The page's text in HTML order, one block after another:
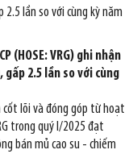
lần so với cùng kỳ năm
(HOSE: VRG) ghi nhận
gấp 2.5 lần so với cùng
cốt lõi và đóng góp từ hoạt
trong quý I/2025 đạt
bán mủ cao su - chiếm